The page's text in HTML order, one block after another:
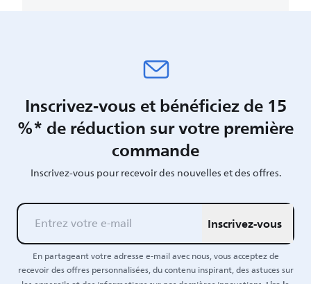
Inscrivez-vous et bénéficiez de 15
%* de réduction sur votre première
commande
Inscrivez-vous pour recevoir des nouvelles et des offres.
Inscrivez-vous
En partageant votre adresse e-mail avec nous, vous acceptez de
recevoir des offres personnalisées, du contenu inspirant, des astuces sur